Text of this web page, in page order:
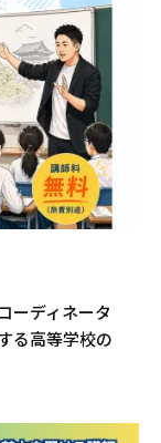
ーディネータ
る高等学校の